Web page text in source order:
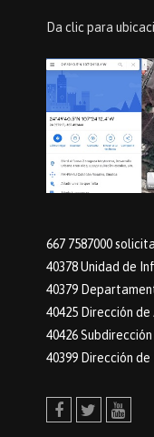
Da clic para
667 7587000
40378 Unidad de
40379
40425 Dirección
40426
40399 Dirección